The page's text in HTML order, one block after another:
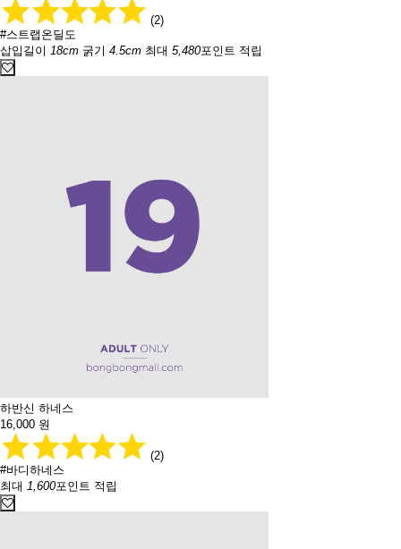
(2)
#스트랩온딜도
삽입길이 18cm 굵기 4.5cm 최대 5,480포인트 적립
하반신 하네스
16,000 원
(2)
#바디하네스
최대 1,600포인트 적립